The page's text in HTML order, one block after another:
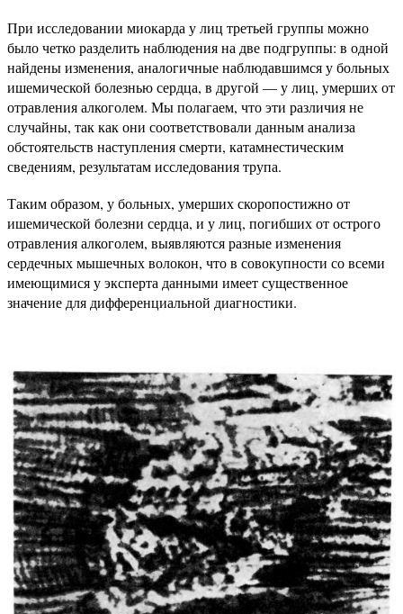
При исследовании миокарда у лиц третьей группы можно
было четко разделить наблюдения на две подгруппы: в одной
найдены изменения, аналогичные наблюдавшимся у больных
ишемической болезнью сердца, в другой — у лиц, умерших от
отравления алкоголем. Мы полагаем, что эти различия не
случайны, так как они соответствовали данным анализа
обстоятельств наступления смерти, катамнестическим
сведениям, результатам исследования трупа.
Таким образом, у больных, умерших скоропостижно от
ишемической болезни сердца, и у лиц, погибших от острого
отравления алкоголем, выявляются разные изменения
сердечных мышечных волокон, что в совокупности со всеми
имеющимися у эксперта данными имеет существенное
значение для дифференциальной диагностики.